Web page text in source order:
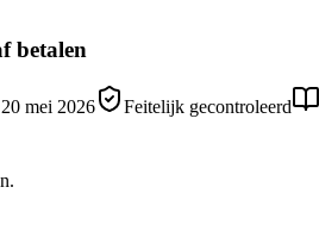
betalen
20 mei 2026 Feitelijk gecontroleerd